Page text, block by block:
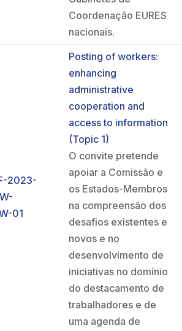
Coordenação EURES
nacionais.
2023-
01
Posting of workers:
enhancing
administrative
cooperation and
access to information
(Topic 1)
O convite pretende
apoiar a Comissão e
os Estados-Membros
na compreensão dos
desafios existentes e
novos e no
desenvolvimento de
iniciativas no domínio
do destacamento de
trabalhadores e de
uma agenda de